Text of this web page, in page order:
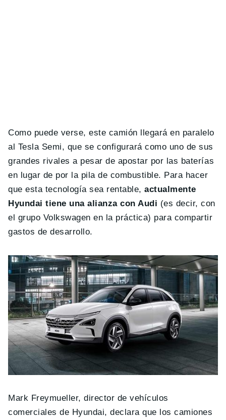
Como puede verse, este camión llegará en paralelo
al Tesla Semi, que se configurará como uno de sus
grandes rivales a pesar de apostar por las baterías
en lugar de por la pila de combustible. Para hacer
que esta tecnología sea rentable,actualmente
Hyundai tiene una alianza con Audi (es decir, con
el grupo Volkswagen en la práctica) para compartir
gastos de desarrollo.
Mark Freymueller, director de vehículos
comerciales de Hyundai, declara que los camiones